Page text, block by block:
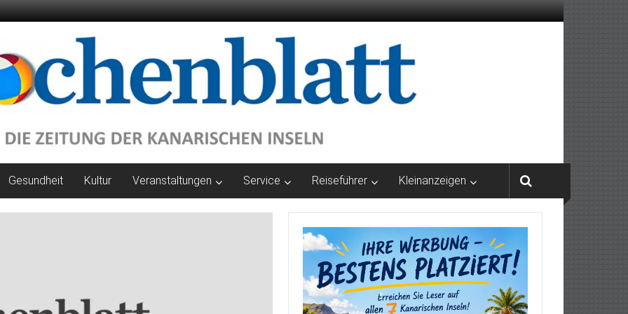
Gesundheit Kultur Veranstaltungen Service Reiseführer Kleinanzeigen